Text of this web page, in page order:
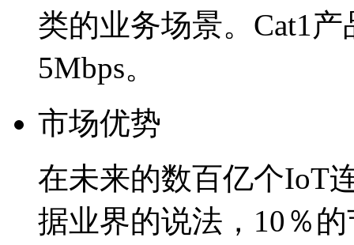
类的业务场景。Cat1
5Mbps。
市场优势
在未来的数百亿个IoT
据业界的说法，10％